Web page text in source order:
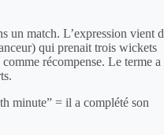
un match. L’expression vient
qui prenait trois wickets
récompense. Le terme a
minute” = il a complété son